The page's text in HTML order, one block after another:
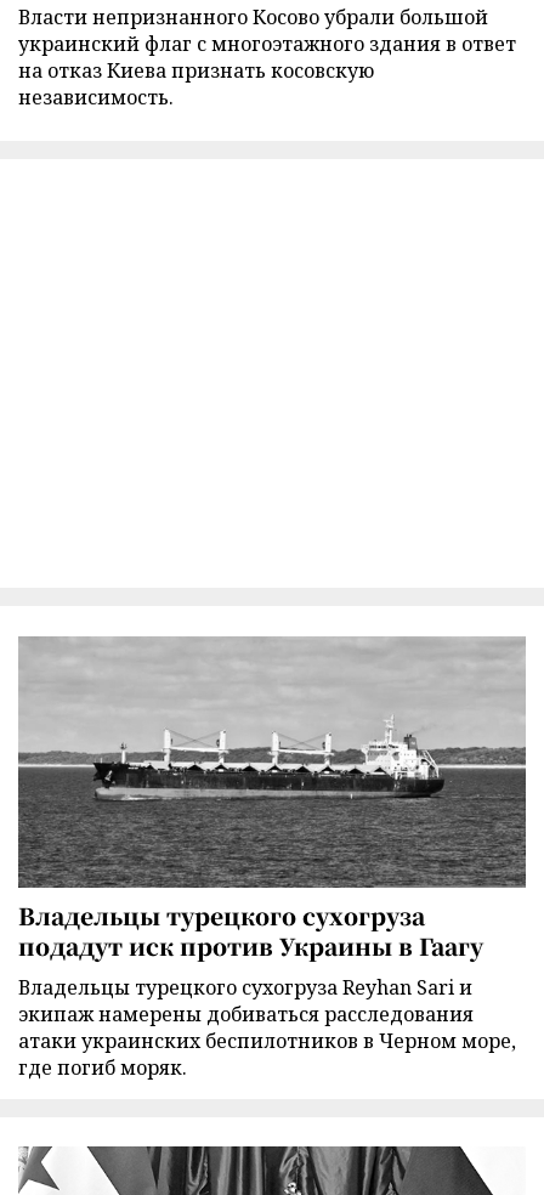
Власти непризнанного Косово убрали большой
украинский флаг с многоэтажного здания в ответ
на отказ Киева признать косовскую
независимость.
Владельцы турецкого сухогруза
подадут иск против Украины в Гаагу
Владельцы турецкого сухогруза Reyhan Sari и
экипаж намерены добиваться расследования
атаки украинских беспилотников в Черном море,
где погиб моряк.